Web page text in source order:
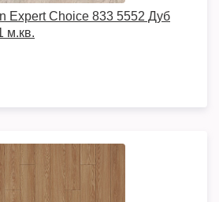
Expert Choice 833 5552 Дуб
м.кв.